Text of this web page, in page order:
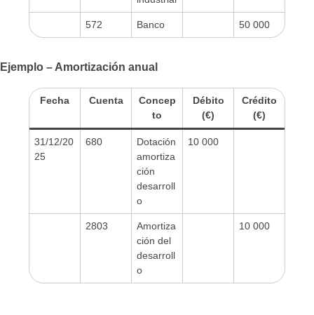
572 Banco 50 000
Ejemplo – Amortización anual
Fecha Cuenta
Concep
to
Débito
(€)
Crédito
(€)
31/12/20
25
680
Dotación
amortiza
ción
desarroll
o
10 000
2803
Amortiza
ción del
desarroll
o
10 000